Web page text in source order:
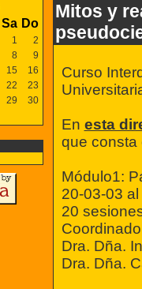
Sa Do
1
2
8
9
15
16
22
23
29
30
Mitos y
Curso
En esta
que consta
Módulo1:
20-03-03
20
Dra. Dña.
Dra. Dña.